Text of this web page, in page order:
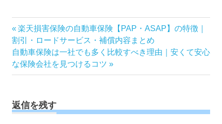
投
稿
ナ
ビ
シ
前
の
記
事:
楽天損害保険の自動車保険【PAP・ASAP】の特徴｜
割引・ロードサービス・補償内容まとめ
次
の
記
自動車保険は一社でも多く比較すべき理由｜安くて安心
な保険会社を見つけるコツ
返信を残す